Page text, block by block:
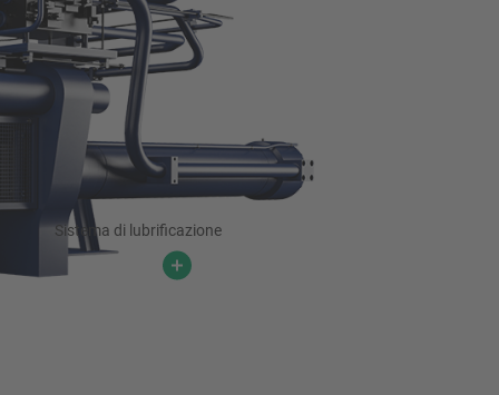
Sistema di lubrificazione